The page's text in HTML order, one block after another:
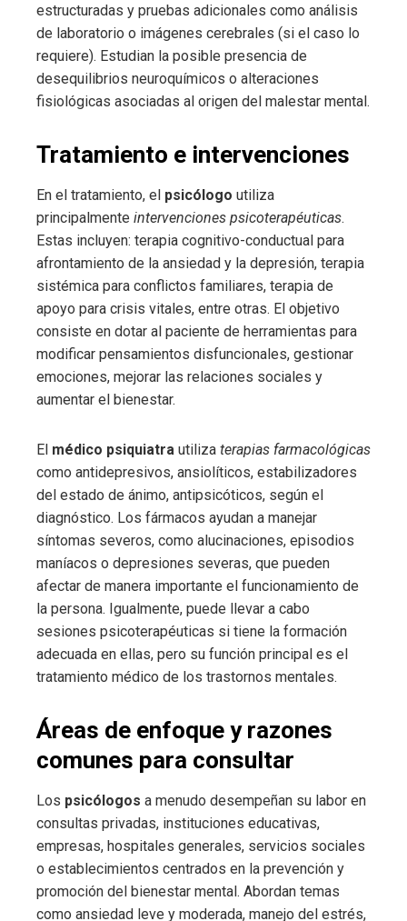
estructuradas y pruebas adicionales como análisis
de laboratorio o imágenes cerebrales (si el caso lo
requiere). Estudian la posible presencia de
desequilibrios neuroquímicos o alteraciones
fisiológicas asociadas al origen del malestar mental.
Tratamiento e intervenciones
En el tratamiento, el psicólogo utiliza
principalmente intervenciones psicoterapéuticas.
Estas incluyen: terapia cognitivo-conductual para
afrontamiento de la ansiedad y la depresión, terapia
sistémica para conflictos familiares, terapia de
apoyo para crisis vitales, entre otras. El objetivo
consiste en dotar al paciente de herramientas para
modificar pensamientos disfuncionales, gestionar
emociones, mejorar las relaciones sociales y
aumentar el bienestar.
El médico psiquiatra utiliza terapias farmacológicas
como antidepresivos, ansiolíticos, estabilizadores
del estado de ánimo, antipsicóticos, según el
diagnóstico. Los fármacos ayudan a manejar
síntomas severos, como alucinaciones, episodios
maníacos o depresiones severas, que pueden
afectar de manera importante el funcionamiento de
la persona. Igualmente, puede llevar a cabo
sesiones psicoterapéuticas si tiene la formación
adecuada en ellas, pero su función principal es el
tratamiento médico de los trastornos mentales.
Áreas de enfoque y razones
comunes para consultar
Los psicólogos a menudo desempeñan su labor en
consultas privadas, instituciones educativas,
empresas, hospitales generales, servicios sociales
o establecimientos centrados en la prevención y
promoción del bienestar mental. Abordan temas
como ansiedad leve y moderada, manejo del estrés,